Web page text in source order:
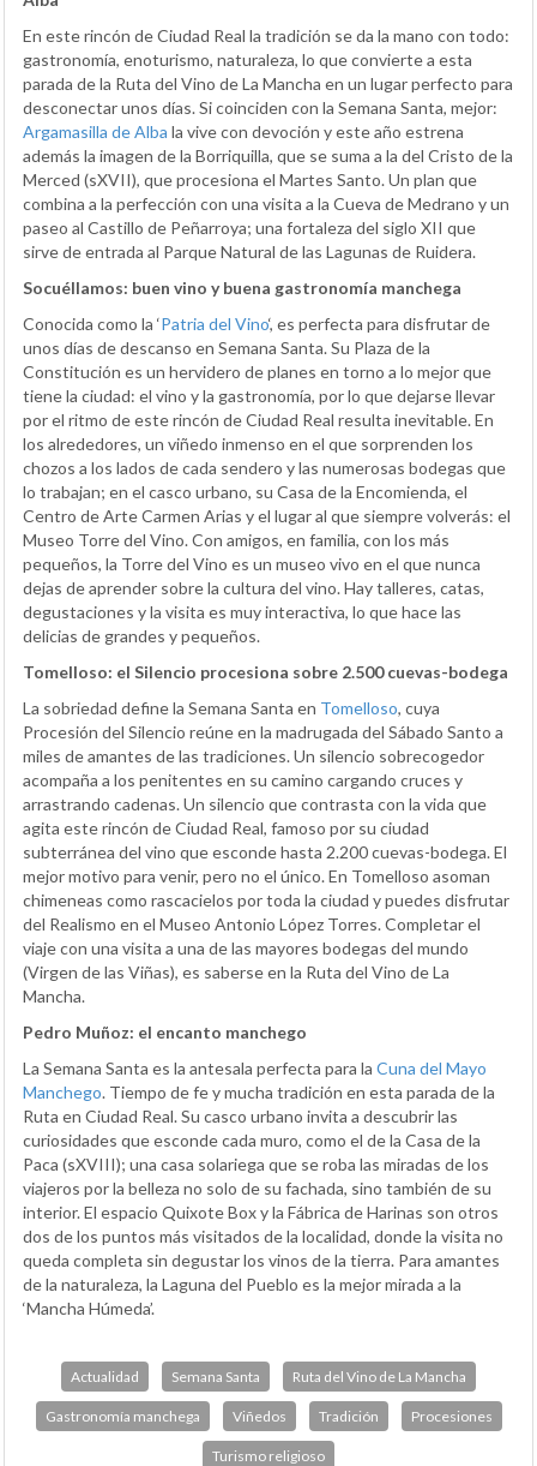
En este rincón de Ciudad Real la tradición se da la mano con todo:
gastronomía, enoturismo, naturaleza, lo que convierte a esta
parada de la Ruta del Vino de La Mancha en un lugar perfecto para
desconectar unos días. Si coinciden con la Semana Santa, mejor:
Argamasilla de Alba la vive con devoción y este año estrena
además la imagen de la Borriquilla, que se suma a la del Cristo de la
Merced (sXVII), que procesiona el Martes Santo. Un plan que
combina a la perfección con una visita a la Cueva de Medrano y un
paseo al Castillo de Peñarroya; una fortaleza del siglo XII que
sirve de entrada al Parque Natural de las Lagunas de Ruidera.
Socuéllamos: buen vino y buena gastronomía manchega
Conocida como la ‘Patria del Vino‘, es perfecta para disfrutar de
unos días de descanso en Semana Santa. Su Plaza de la
Constitución es un hervidero de planes en torno a lo mejor que
tiene la ciudad: el vino y la gastronomía, por lo que dejarse llevar
por el ritmo de este rincón de Ciudad Real resulta inevitable. En
los alrededores, un viñedo inmenso en el que sorprenden los
chozos a los lados de cada sendero y las numerosas bodegas que
lo trabajan; en el casco urbano, su Casa de la Encomienda, el
Centro de Arte Carmen Arias y el lugar al que siempre volverás: el
Museo Torre del Vino. Con amigos, en familia, con los más
pequeños, la Torre del Vino es un museo vivo en el que nunca
dejas de aprender sobre la cultura del vino. Hay talleres, catas,
degustaciones y la visita es muy interactiva, lo que hace las
delicias de grandes y pequeños.
Tomelloso: el Silencio procesiona sobre 2.500 cuevas-bodega
La sobriedad define la Semana Santa en Tomelloso, cuya
Procesión del Silencio reúne en la madrugada del Sábado Santo a
miles de amantes de las tradiciones. Un silencio sobrecogedor
acompaña a los penitentes en su camino cargando cruces y
arrastrando cadenas. Un silencio que contrasta con la vida que
agita este rincón de Ciudad Real, famoso por su ciudad
subterránea del vino que esconde hasta 2.200 cuevas-bodega. El
mejor motivo para venir, pero no el único. En Tomelloso asoman
chimeneas como rascacielos por toda la ciudad y puedes disfrutar
del Realismo en el Museo Antonio López Torres. Completar el
viaje con una visita a una de las mayores bodegas del mundo
(Virgen de las Viñas), es saberse en la Ruta del Vino de La
Mancha.
Pedro Muñoz: el encanto manchego
La Semana Santa es la antesala perfecta para la Cuna del Mayo
Manchego. Tiempo de fe y mucha tradición en esta parada de la
Ruta en Ciudad Real. Su casco urbano invita a descubrir las
curiosidades que esconde cada muro, como el de la Casa de la
Paca (sXVIII); una casa solariega que se roba las miradas de los
viajeros por la belleza no solo de su fachada, sino también de su
interior. El espacio Quixote Box y la Fábrica de Harinas son otros
dos de los puntos más visitados de la localidad, donde la visita no
queda completa sin degustar los vinos de la tierra. Para amantes
de la naturaleza, la Laguna del Pueblo es la mejor mirada a la
‘Mancha Húmeda’.
Actualidad Semana Santa Ruta del Vino de La Mancha
Gastronomía manchega Viñedos Tradición Procesiones
Turismo religioso